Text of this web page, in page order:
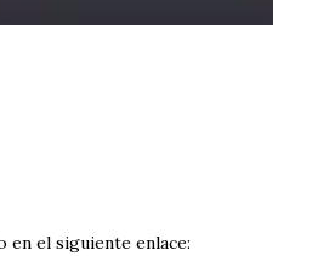
el siguiente enlace: